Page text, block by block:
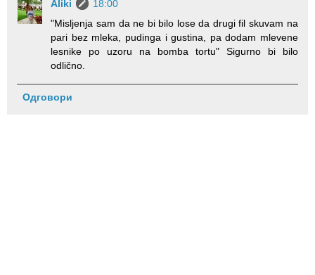
Aliki
18:00
"Misljenja sam da ne bi bilo lose da drugi fil skuvam na
pari bez mleka, pudinga i gustina, pa dodam mlevene
lesnike po uzoru na bomba tortu" Sigurno bi bilo
odlično.
Одговори